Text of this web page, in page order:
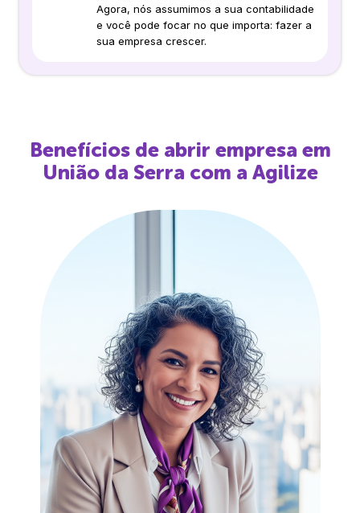
Agora, nós assumimos a sua contabilidade
e você pode focar no que importa: fazer a
sua empresa crescer.
Benefícios de abrir empresa em
União da Serra com a Agilize